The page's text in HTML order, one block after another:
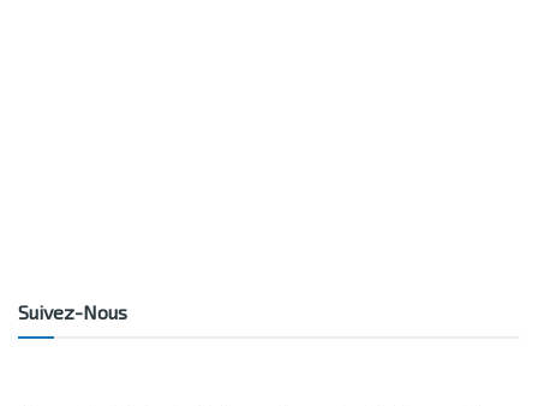
Suivez-Nous